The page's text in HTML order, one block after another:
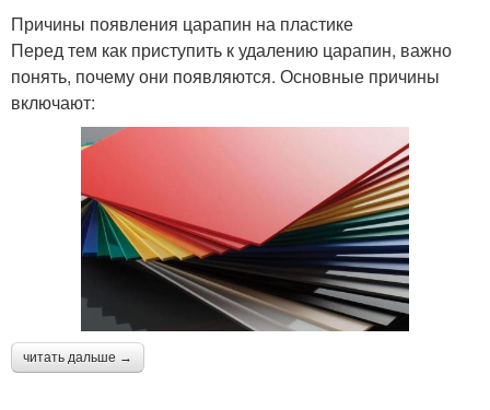
Причины появления царапин на пластике
Перед тем как приступить к удалению царапин, важно
понять, почему они появляются. Основные причины
включают:
читать дальше →